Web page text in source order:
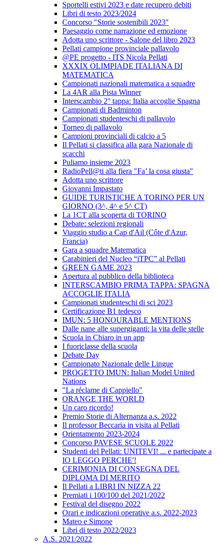
Sportelli estivi 2023 e date recupero debiti
Libri di testo 2023/2024
Concorso "Storie sostenibili 2023"
Paesaggio come narrazione ed emozione
Adotta uno scrittore - Salone del libro 2023
Pellati campione provinciale pallavolo
@PE progetto - ITS Nicola Pellati
XXXIX OLIMPIADE ITALIANA DI
MATEMATICA
Campionati nazionali matematica a squadre
La 4AR alla Pista Winner
Interscambio 2° tappa: Italia accoglie Spagna
Campionati di Badminton
Campionati studenteschi di pallavolo
Torneo di pallavolo
Campioni provinciali di calcio a 5
Il Pellati si classifica alla gara Nazionale di
scacchi
Puliamo insieme 2023
RadioPell@ti alla fiera "Fa’ la cosa giusta"
Adotta uno scrittore
Giovanni Impastato
GUIDE TURISTICHE A TORINO PER UN
GIORNO (3^, 4^ e 5^ CT)
La 1CT alla scoperta di TORINO
Debate: selezioni regionali
Viaggio studio a Cap d'Ail (Côte d'Azur,
Francia)
Gara a squadre Matematica
Carabinieri del Nucleo “iTPC” al Pellati
GREEN GAME 2023
Apertura al pubblico della biblioteca
INTERSCAMBIO PRIMA TAPPA: SPAGNA
ACCOGLIE ITALIA
Campionati studenteschi di sci 2023
Certificazione B1 tedesco
IMUN: 5 HONOURABLE MENTIONS
Dalle nane alle supergiganti: la vita delle stelle
Scuola in Chiaro in un app
I fuoriclasse della scuola
Debate Day
Campionato Nazionale delle Lingue
PROGETTO IMUN: Italian Model United
Nations
"La réclame di Cappiello"
ORANGE THE WORLD
Un caro ricordo!
Premio Storie di Alternanza a.s. 2022
Il professor Beccaria in visita al Pellati
Orientamento 2023-2024
Concorso PAVESE SCUOLE 2022
Studenti del Pellati: UNITEVI! ... e partecipate a
IO LEGGO PERCHE'!
CERIMONIA DI CONSEGNA DEL
DIPLOMA DI MERITO
Il Pellati a LIBRI IN NIZZA 22
Premiati i 100/100 del 2021/2022
Festival del disegno 2022
Orari e indicazioni operative a.s. 2022-2023
Mateo e Simone
Libri di testo 2022/2023
A.S. 2021/2022